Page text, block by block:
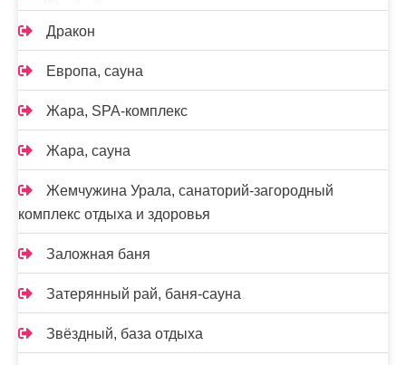
Дракон
Европа, сауна
Жара, SPA-комплекс
Жара, сауна
Жемчужина Урала, санаторий-загородный
комплекс отдыха и здоровья
Заложная баня
Затерянный рай, баня-сауна
Звёздный, база отдыха